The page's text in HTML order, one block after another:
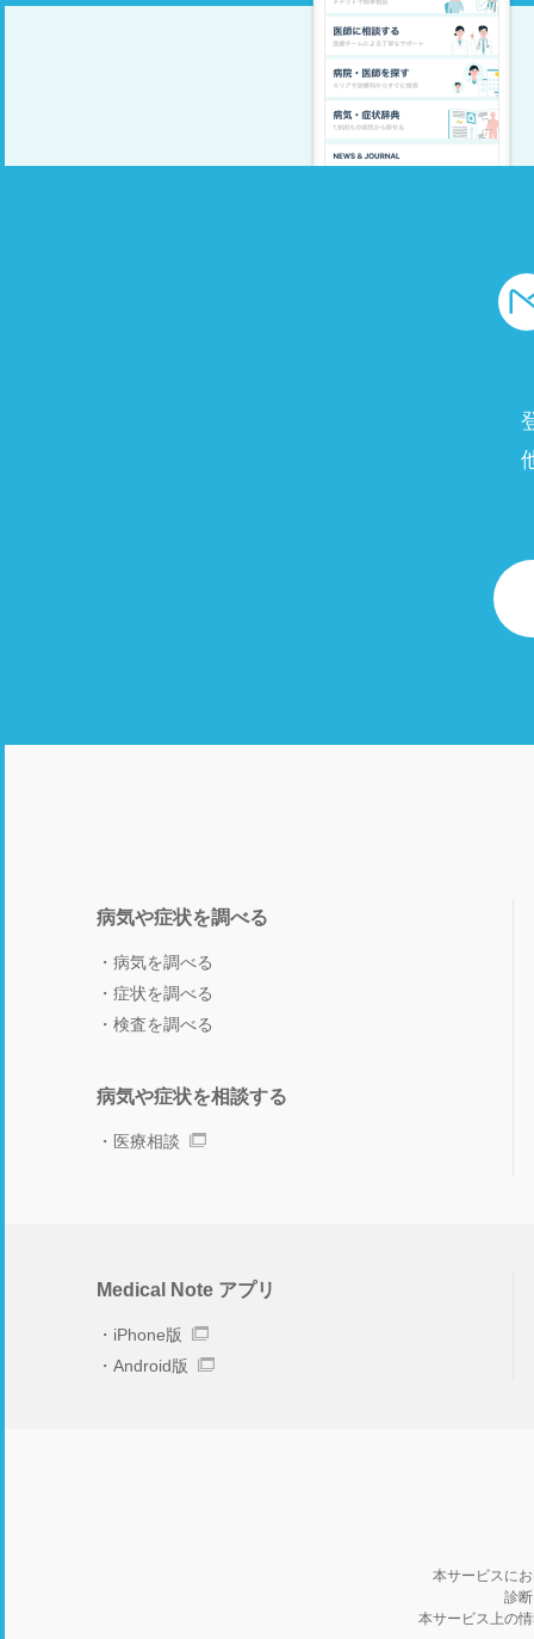
病気や症状を調べる
病気を調べる
症状を調べる
検査を調べる
病気や症状を相談する
医療相談
Medical Note アプリ
iPhone版
Android版
本サービスに
診
本サービス上の